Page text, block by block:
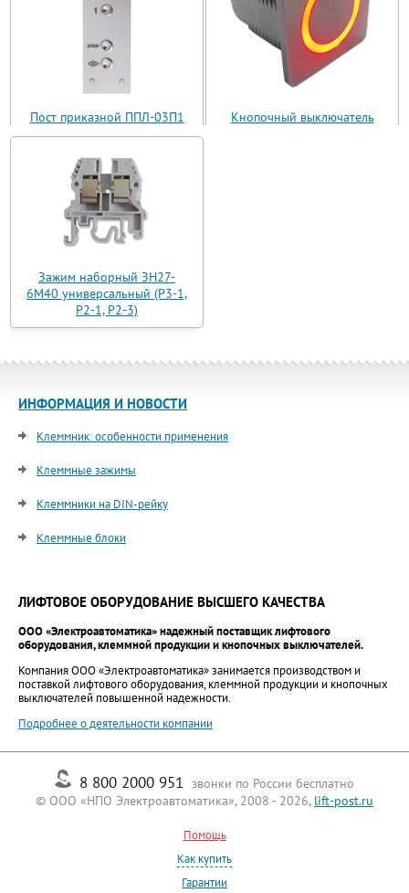
Пост приказной ППЛ-03П1
(ППЛ11-03)
Кнопочный выключатель
Зажим наборный ЗН27-
6М40 универсальный (Р3-1,
Р2-1, Р2-3)
ИНФОРМАЦИЯ И НОВОСТИ
Клеммник: особенности применения
Клеммные зажимы
Клеммники на DIN-рейку
Клеммные блоки
ЛИФТОВОЕ ОБОРУДОВАНИЕ ВЫСШЕГО КАЧЕСТВА
ООО «Электроавтоматика» надежный поставщик лифтового
оборудования, клеммной продукции и кнопочных выключателей.
Компания ООО «Электроавтоматика» занимается производством и
поставкой лифтового оборудования, клеммной продукции и кнопочных
выключателей повышенной надежности.
Подробнее о деятельности компании
8 800 2000 951 звонки по России бесплатно
© ООО «НПО Электроавтоматика», 2008 - 2026, lift-post.ru
Помощь
Как купить
Гарантии